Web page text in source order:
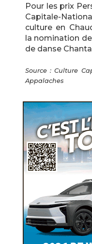
Pour les prix
Capitale-
culture en
la nomination
de danse
Source : Culture
Appalaches